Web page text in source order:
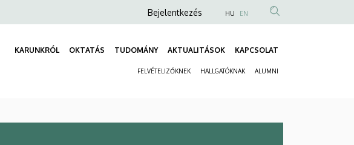
Anonim
fiók
menüje
Bejelentkezés HU EN
KARUNKRÓL OKTATÁS TUDOMÁNY AKTUALITÁSOK KAPCSOLAT
FELVÉTELIZŐKNEK HALLGATÓKNAK ALUMNI